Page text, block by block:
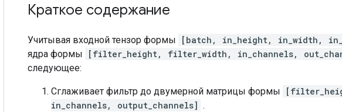
Краткое содержание
Учитывая входной тензор формы [batch, in_height, in_width,
ядра формы
[filter_height, filter_width, in_channels,
следующее:
Сглаживает фильтр до двумерной матрицы формы
in_channels, output_channels] .